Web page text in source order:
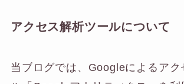
アクセス解析ツールについて
当ブログでは、Googleによるアク